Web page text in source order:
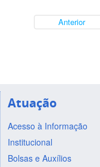
Anterior
Atuação
Acesso à Informação
Institucional
Bolsas e Auxílios